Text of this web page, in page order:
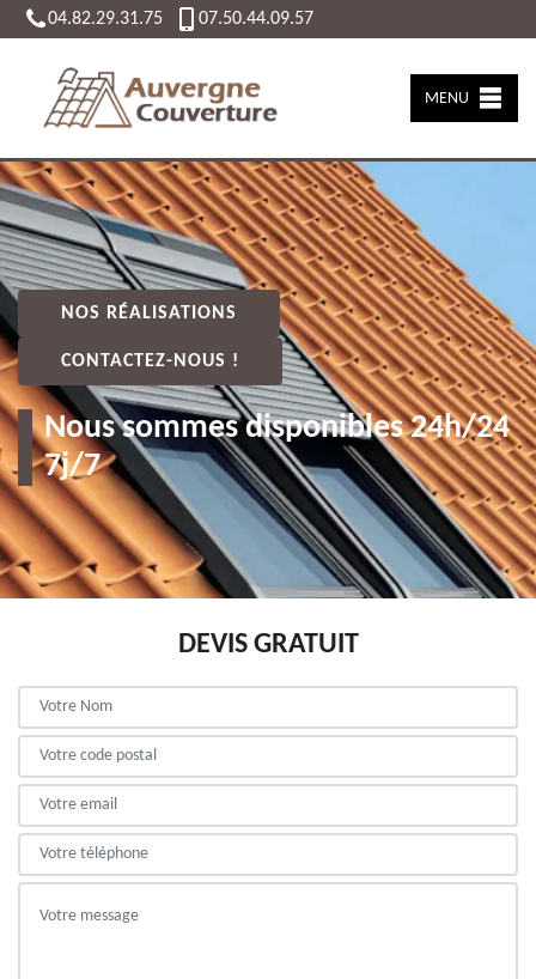
04.82.29.31.75 07.50.44.09.57
MENU
NOS RÉALISATIONS
CONTACTEZ-NOUS !
Nous sommes disponibles 24h/24
7j/7
DEVIS GRATUIT